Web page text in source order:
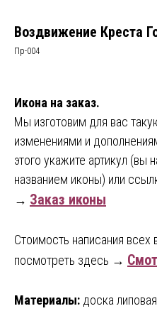
Воздвижение Креста
Пр-004
Икона на заказ.
Мы изготовим для вас
изменениями и
этого укажите артикул (вы
названием иконы) или
→ Заказ иконы
Стоимость написания
посмотреть здесь →
Материалы: доска